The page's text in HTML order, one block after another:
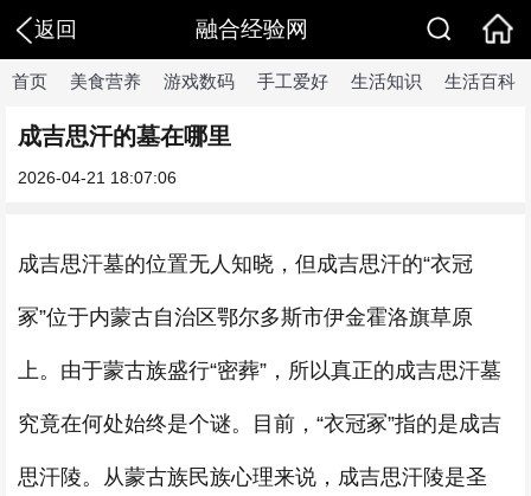
返回 融合经验网
首页 美食营养 游戏数码 手工爱好 生活知识 生活百科
成吉思汗的墓在哪里
2026-04-21 18:07:06
成吉思汗墓的位置无人知晓，但成吉思汗的“衣冠
冢”位于内蒙古自治区鄂尔多斯市伊金霍洛旗草原
上。由于蒙古族盛行“密葬”，所以真正的成吉思汗墓
究竟在何处始终是个谜。目前，“衣冠冢”指的是成吉
思汗陵。从蒙古族民族心理来说，成吉思汗陵是圣